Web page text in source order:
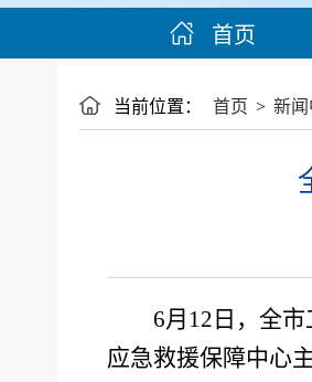
首页
当前位置： 首页 > 新
6月12日，全
应急救援保障中心